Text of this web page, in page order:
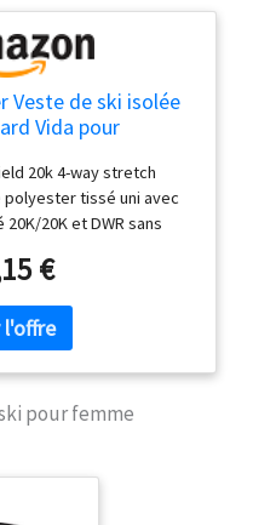
Veste de ski isolée
Vida pour
20k 4-way stretch
tissé uni avec
20K et DWR sans
éclair YKK
fixe avec bordure en
qui s'adapte à la
casques
€
pour femme